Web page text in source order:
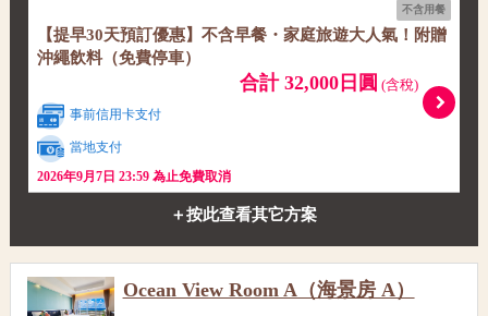
不含用餐
【提早30天預訂優惠】不含早餐・家庭旅遊大人氣！附贈
沖繩飲料（免費停車）
合計 32,000日圓 (含稅)
事前信用卡支付
當地支付
2026年9月7日 23:59 為止免費取消
＋按此查看其它方案
Ocean View Room A（海景房 A）